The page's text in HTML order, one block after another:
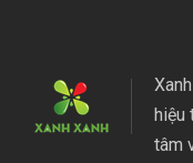
hiệu
tâm